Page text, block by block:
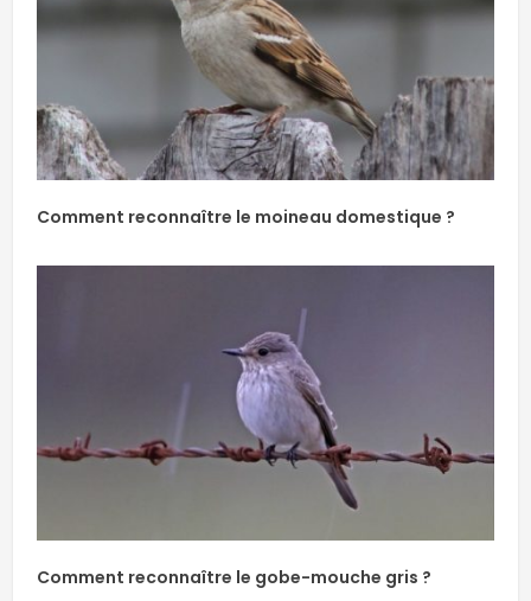
Comment reconnaître le moineau domestique ?
Comment reconnaître le gobe-mouche gris ?